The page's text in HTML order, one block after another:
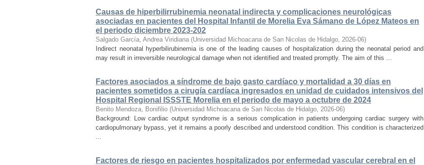
Causas de hiperbilirrubinemia neonatal indirecta y complicaciones neurológicas
asociadas en pacientes del Hospital Infantil de Morelia Eva Sámano de López Mateos en
el periodo diciembre 2023-202
Salgado García, Andrea Viridiana (Universidad Michoacana de San Nicolas de Hidalgo, 2026-06)
Indirect neonatal hyperbilirubinemia is one of the leading causes of hospitalization during the neonatal period and
may result in irreversible neurological damage when not identified and treated promptly. The aim of this ...
Factores asociados a síndrome de bajo gasto cardíaco y mortalidad a 30 días en
pacientes sometidos a cirugía cardíaca ingresados en unidad de cuidados intensivos del
Hospital Regional ISSSTE Morelia en el periodo de mayo a octubre de 2024
Benito Mendoza, Bonifilio (Universidad Michoacana de San Nicolas de Hidalgo, 2026-06)
Background: Low cardiac output syndrome is a serious complication in patients undergoing cardiac surgery with
cardiopulmonary bypass, yet it remains a poorly described and understood condition. This condition is characterized
...
Factores de riesgo en pacientes hospitalizados por enfermedad vascular cerebral en el